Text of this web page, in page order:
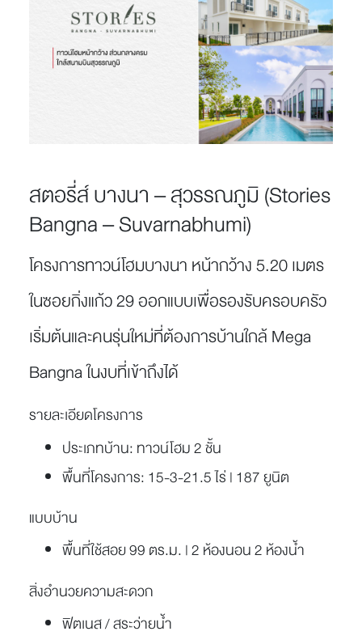
สตอรี่ส์ บางนา – สุวรรณภูมิ (Stories
Bangna – Suvarnabhumi)
โครงการทาวน์โฮมบางนา หน้ากว้าง 5.20 เมตร
ในซอยกิ่งแก้ว 29 ออกแบบเพื่อรองรับครอบครัว
เริ่มต้นและคนรุ่นใหม่ที่ต้องการบ้านใกล้ Mega
Bangna ในงบที่เข้าถึงได้
รายละเอียดโครงการ
ประเภทบ้าน:ทาวน์โฮม 2 ชั้น
พื้นที่โครงการ:15-3-21.5 ไร่ | 187 ยูนิต
แบบบ้าน
พื้นที่ใช้สอย 99 ตร.ม. | 2 ห้องนอน 2 ห้องน้ำ
สิ่งอำนวยความสะดวก
ฟิตเนส / สระว่ายน้ำ